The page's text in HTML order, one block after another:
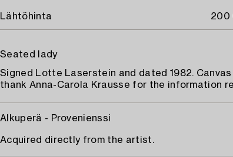
Lähtöhinta 200
Seated lady
Signed Lotte Laserstein and dated 1982. Canvas
thank Anna-Carola Krausse for the information
Alkuperä - Provenienssi
Acquired directly from the artist.